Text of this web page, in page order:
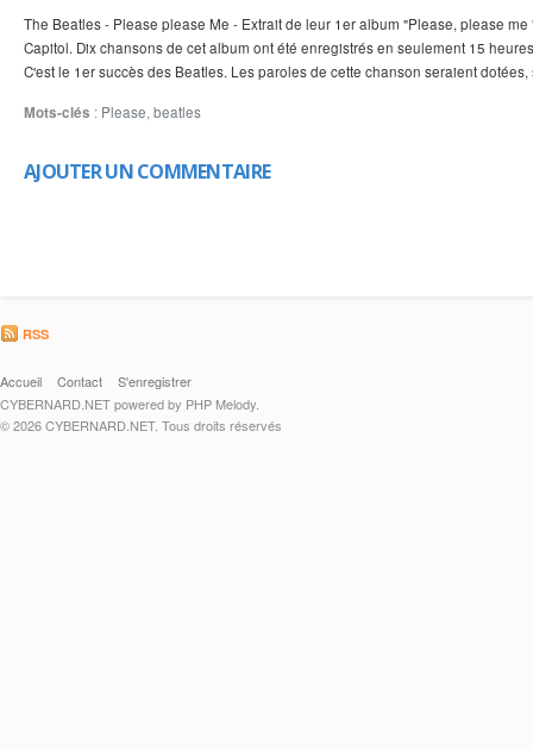
The Beatles - Please please Me - Extrait de leur 1er album "Please, please
Capitol. Dix chansons de cet album ont été enregistrés en seulement 15
C'est le 1er succès des Beatles. Les paroles de cette chanson seraient dotées,
Mots-clés : Please, beatles
AJOUTER UN COMMENTAIRE
RSS
Accueil Contact
S'enregistrer
CYBERNARD.NET powered by PHP Melody.
© 2026 CYBERNARD.NET. Tous droits réservés